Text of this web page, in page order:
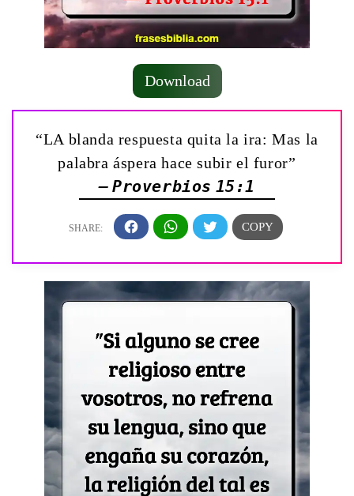
Download
“LA blanda respuesta quita la ira: Mas la
palabra áspera hace subir el furor”
— Proverbios 15:1